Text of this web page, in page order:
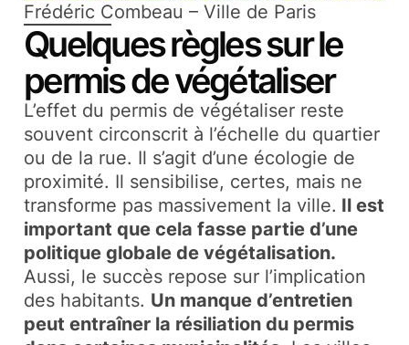
Frédéric Combeau – Ville de Paris
Quelques règles sur le
permis de végétaliser
L’effet du permis de végétaliser reste
souvent circonscrit à l’échelle du quartier
ou de la rue. Il s’agit d’une écologie de
proximité. Il sensibilise, certes, mais ne
transforme pas massivement la ville. Il est
important que cela fasse partie d’une
politique globale de végétalisation.
Aussi, le succès repose sur l’implication
des habitants. Un manque d’entretien
peut entraîner la résiliation du permis